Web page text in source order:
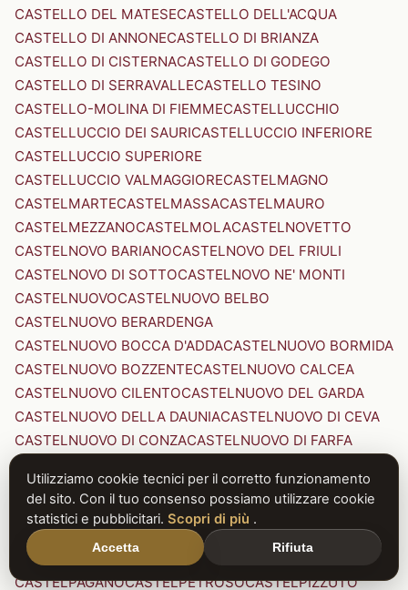
CASTELLO DEL MATESECASTELLO DELL'ACQUA
CASTELLO DI ANNONECASTELLO DI BRIANZA
CASTELLO DI CISTERNACASTELLO DI GODEGO
CASTELLO DI SERRAVALLECASTELLO TESINO
CASTELLO-MOLINA DI FIEMMECASTELLUCCHIO
CASTELLUCCIO DEI SAURICASTELLUCCIO INFERIORE
CASTELLUCCIO SUPERIORE
CASTELLUCCIO VALMAGGIORECASTELMAGNO
CASTELMARTECASTELMASSACASTELMAURO
CASTELMEZZANOCASTELMOLACASTELNOVETTO
CASTELNOVO BARIANOCASTELNOVO DEL FRIULI
CASTELNOVO DI SOTTOCASTELNOVO NE' MONTI
CASTELNUOVOCASTELNUOVO BELBO
CASTELNUOVO BERARDENGA
CASTELNUOVO BOCCA D'ADDACASTELNUOVO BORMIDA
CASTELNUOVO BOZZENTECASTELNUOVO CALCEA
CASTELNUOVO CILENTOCASTELNUOVO DEL GARDA
CASTELNUOVO DELLA DAUNIACASTELNUOVO DI CEVA
CASTELNUOVO DI CONZACASTELNUOVO DI FARFA
CASTELNUOVO DI PORTO CASTELNUOVO DON BOSCO
CASTELNUOVO MAGRACASTELNUOVO NIGRA
CASTELNUOVO PARANOCASTELNUOVO RANGONE
CASTELNUOVO SCRIVIA
CASTELNUOVO VAL DI CECINA
CASTELPAGANOCASTELPETROSOCASTELPIZZUTO
Utilizziamo cookie tecnici per il corretto funzionamento
del sito. Con il tuo consenso possiamo utilizzare cookie
statistici e pubblicitari. Scopri di più .
Accetta Rifiuta